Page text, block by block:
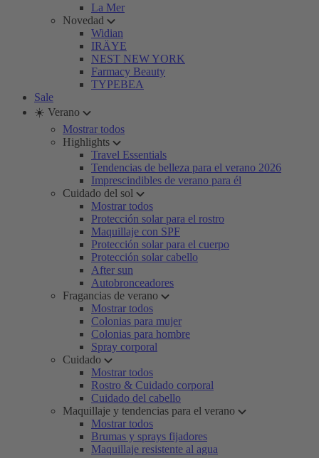
La Mer
Novedad
Widian
IRÄYE
NEST NEW YORK
Farmacy Beauty
TYPEBEA
Sale
☀️ Verano
Mostrar todos
Highlights
Travel Essentials
Tendencias de belleza para el verano 2026
Imprescindibles de verano para él
Cuidado del sol
Mostrar todos
Protección solar para el rostro
Maquillaje con SPF
Protección solar para el cuerpo
Protección solar cabello
After sun
Autobronceadores
Fragancias de verano
Mostrar todos
Colonias para mujer
Colonias para hombre
Spray corporal
Cuidado
Mostrar todos
Rostro & Cuidado corporal
Cuidado del cabello
Maquillaje y tendencias para el verano
Mostrar todos
Brumas y sprays fijadores
Maquillaje resistente al agua